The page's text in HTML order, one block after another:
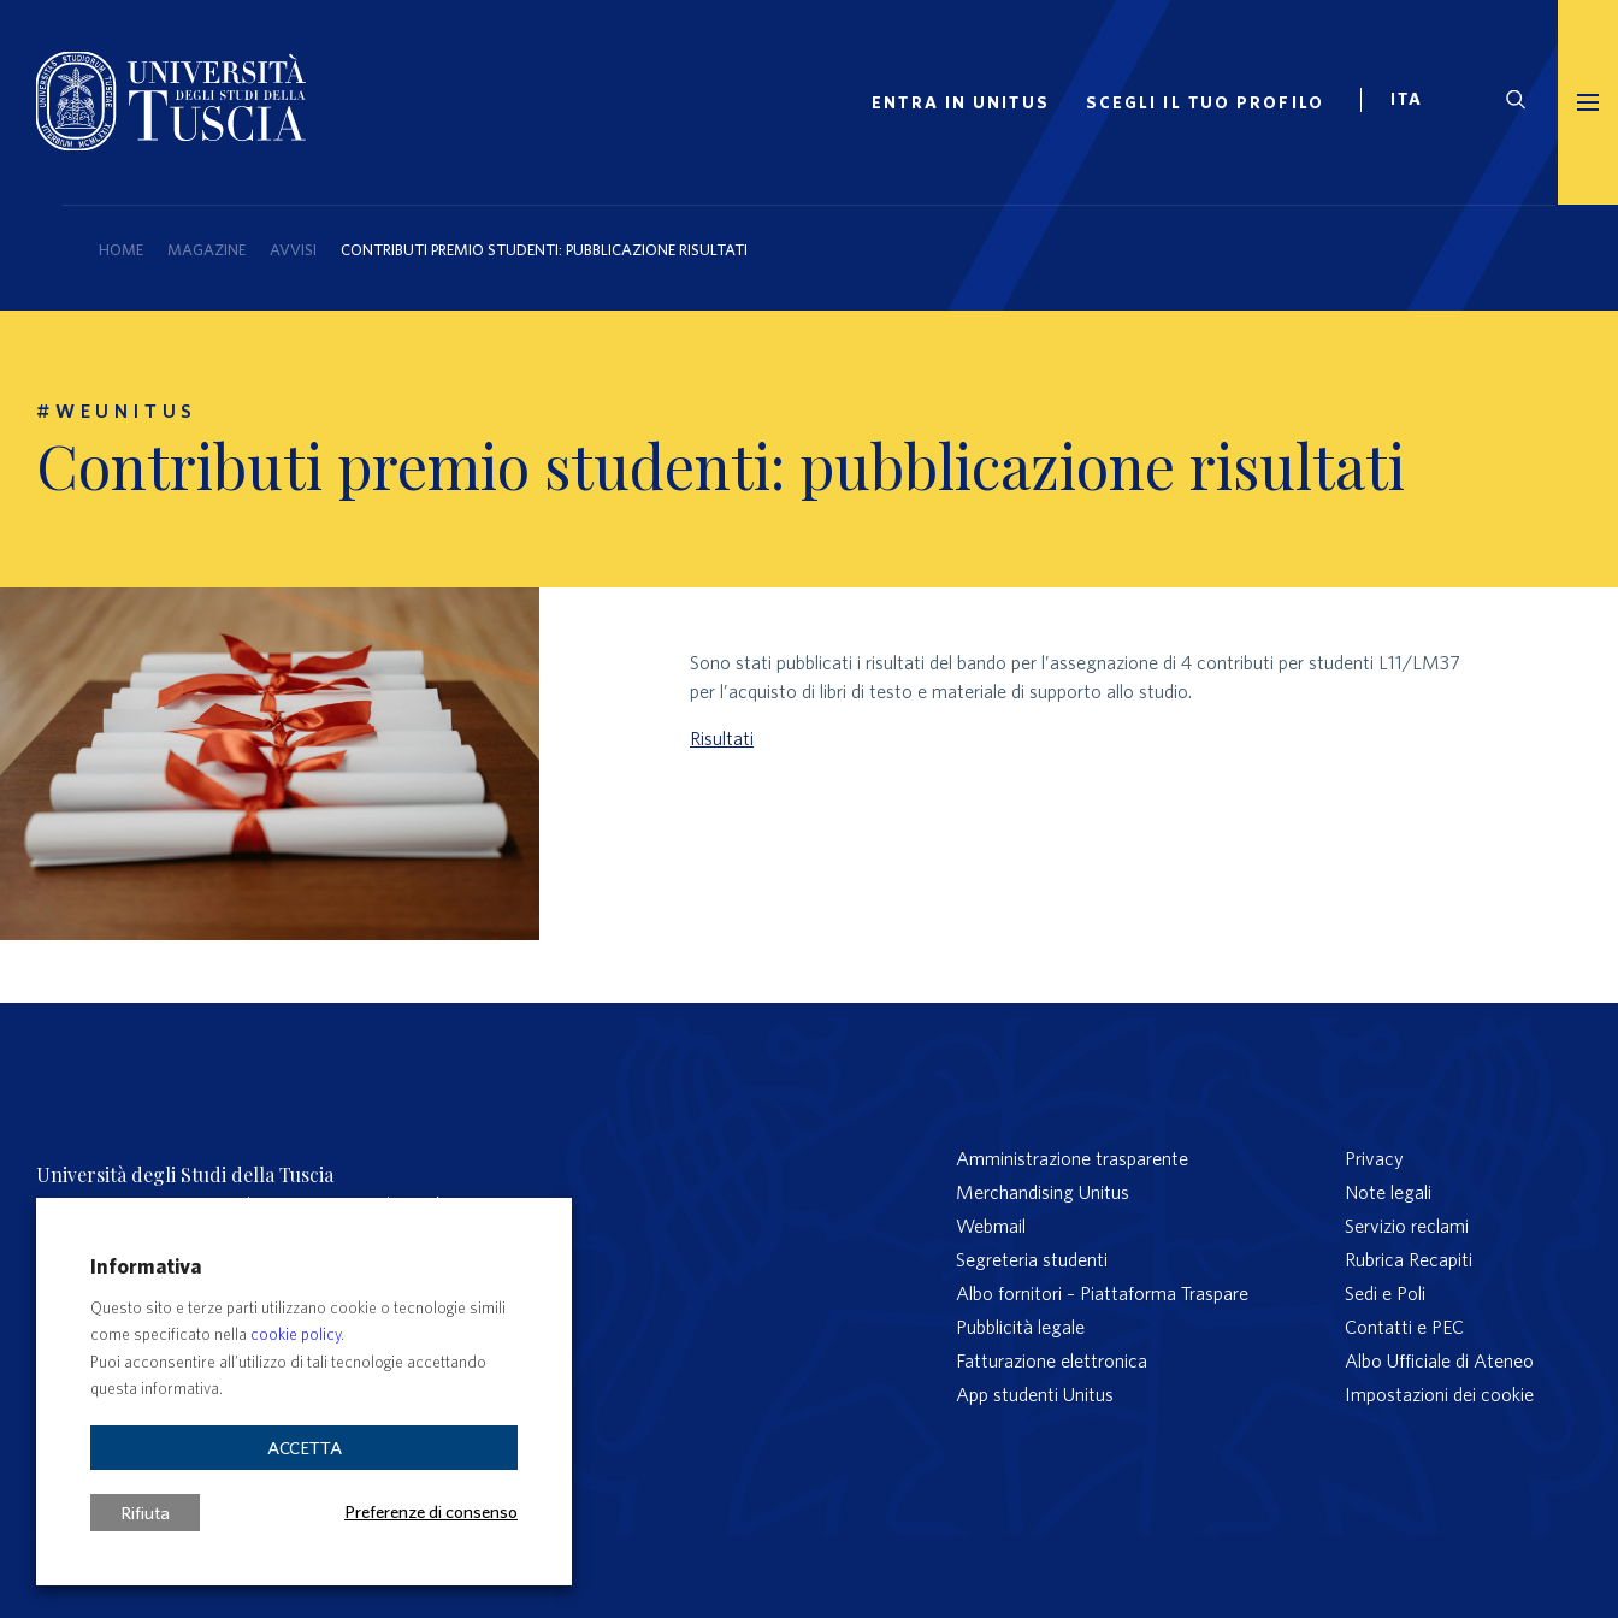
ENTRA IN UNITUS SCEGLI IL TUO PROFILO
HOME MAGAZINE AVVISI CONTRIBUTI PREMIO STUDENTI: PUBBLICAZIONE RISULTATI
#WEUNITUS
Contributi premio studenti: pubblicazione risultati
Sono stati pubblicati i risultati del bando per l’assegnazione di 4 contributi per studenti L11/LM37
per l’acquisto di libri di testo e materiale di supporto allo studio.
Risultati
Università degli Studi della Tuscia
Rettorato, Via S.M. in Gradi n.4, 01100 Viterbo, ITALY.
C.F. 80029030568 – P.IVA 00575560560
Amministrazione trasparente
Merchandising Unitus
Webmail
Segreteria studenti
Albo fornitori – Piattaforma Traspare
Pubblicità legale
Fatturazione elettronica
App studenti Unitus
Privacy
Note legali
Servizio reclami
Rubrica Recapiti
Sedi e Poli
Contatti e PEC
Albo Ufficiale di Ateneo
Impostazioni dei cookie
Informativa
Questo sito e terze parti utilizzano cookie o tecnologie simili
come specificato nella cookie policy.
Puoi acconsentire all’utilizzo di tali tecnologie accettando
questa informativa.
ACCETTA
Rifiuta Preferenze di consenso